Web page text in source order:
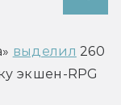
выделил 260
экшен-RPG